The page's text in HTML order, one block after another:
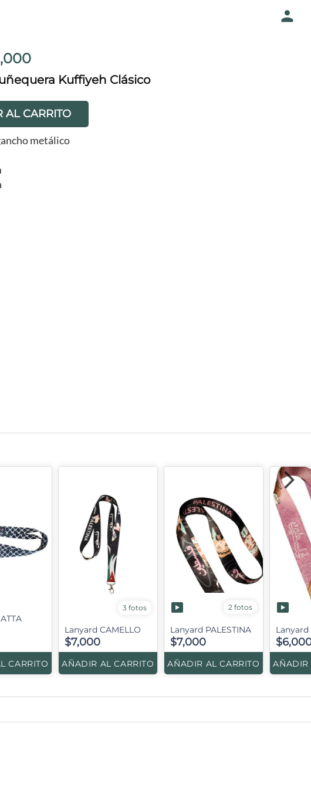
Kuffiyeh Clásico
AL CARRITO
metálico
CARRITO
3 fotos
Lanyard CAMELLO
$7,000
AÑADIR AL CARRITO
2 fotos
Lanyard PALESTINA
$7,000
AÑADIR AL CARRITO
Lanyard
AÑADIR